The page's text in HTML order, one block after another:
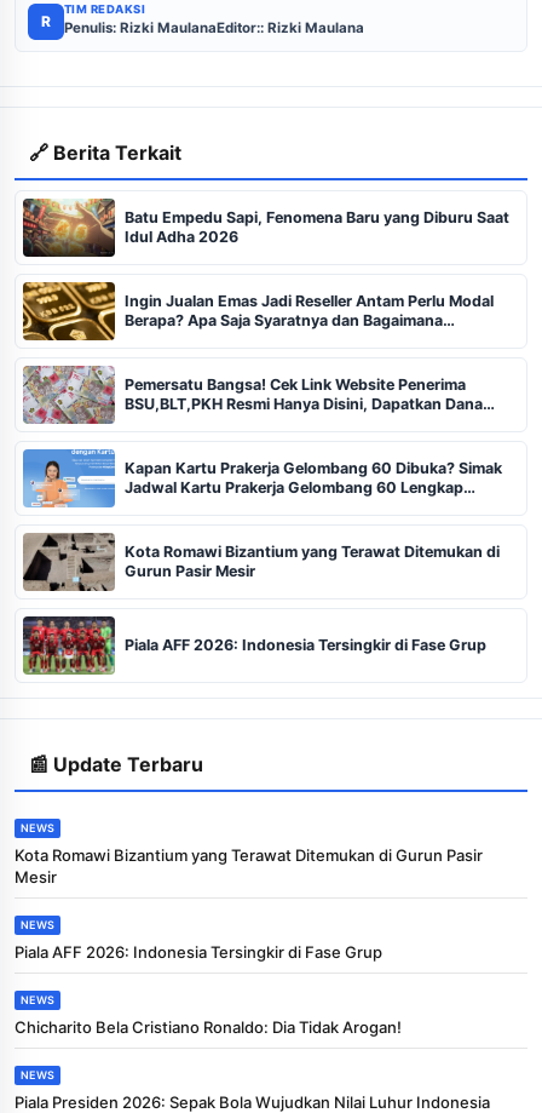
R
TIM REDAKSI
Penulis: Rizki MaulanaEditor:: Rizki Maulana
🔗 Berita Terkait
Batu Empedu Sapi, Fenomena Baru yang Diburu Saat
Idul Adha 2026
Ingin Jualan Emas Jadi Reseller Antam Perlu Modal
Berapa? Apa Saja Syaratnya dan Bagaimana
Pemersatu Bangsa! Cek Link Website Penerima
BSU,BLT,PKH Resmi Hanya Disini, Dapatkan Dana
Kapan Kartu Prakerja Gelombang 60 Dibuka? Simak
Jadwal Kartu Prakerja Gelombang 60 Lengkap
Kota Romawi Bizantium yang Terawat Ditemukan di
Gurun Pasir Mesir
Piala AFF 2026: Indonesia Tersingkir di Fase Grup
📰 Update Terbaru
NEWS
Kota Romawi Bizantium yang Terawat Ditemukan di Gurun Pasir
Mesir
NEWS
Piala AFF 2026: Indonesia Tersingkir di Fase Grup
NEWS
Chicharito Bela Cristiano Ronaldo: Dia Tidak Arogan!
NEWS
Piala Presiden 2026: Sepak Bola Wujudkan Nilai Luhur Indonesia